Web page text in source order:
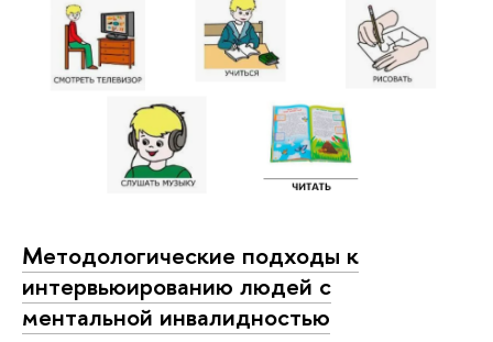
Методологические подходы к
интервьюированию людей с
ментальной инвалидностью